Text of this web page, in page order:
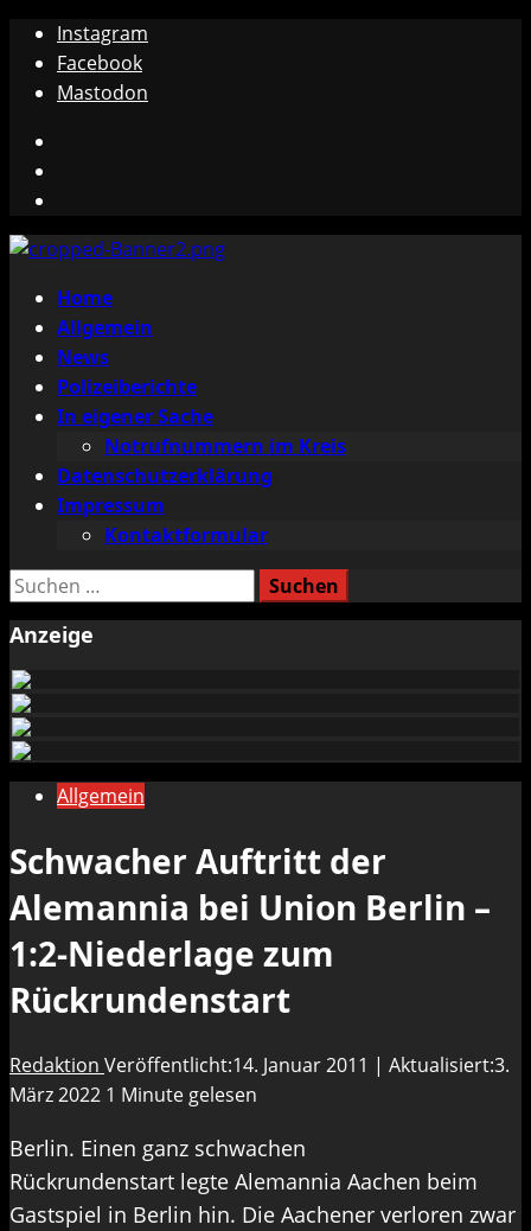
Zum
Inhalt
springen
Instagram
Facebook
Mastodon
Primäres
Menü
Home
Allgemein
News
Polizeiberichte
In eigener Sache
Notrufnummern im Kreis
Datenschutzerklärung
Impressum
Kontaktformular
Suchen
Anzeige
Allgemein
Schwacher Auftritt der
Alemannia bei Union Berlin –
1:2-Niederlage zum
Rückrundenstart
Redaktion Veröffentlicht:14. Januar 2011 | Aktualisiert:3.
März 2022 1 Minute gelesen
Berlin. Einen ganz schwachen
Rückrundenstart legte Alemannia Aachen beim
Gastspiel in Berlin hin. Die Aachener verloren zwar